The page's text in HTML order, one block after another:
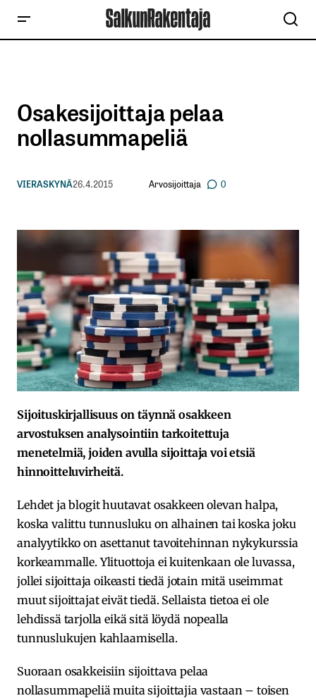
Osakesijoittaja pelaa
nollasummapeliä
VIERASKYNÄ26.4.2015 Arvosijoittaja 0
Sijoituskirjallisuus on täynnä osakkeen
arvostuksen analysointiin tarkoitettuja
menetelmiä, joiden avulla sijoittaja voi etsiä
hinnoitteluvirheitä.
Lehdet ja blogit huutavat osakkeen olevan halpa,
koska valittu tunnusluku on alhainen tai koska joku
analyytikko on asettanut tavoitehinnan nykykurssia
korkeammalle. Ylituottoja ei kuitenkaan ole luvassa,
jollei sijoittaja oikeasti tiedä jotain mitä useimmat
muut sijoittajat eivät tiedä. Sellaista tietoa ei ole
lehdissä tarjolla eikä sitä löydä nopealla
tunnuslukujen kahlaamisella.
Suoraan osakkeisiin sijoittava pelaa
nollasummapeliä muita sijoittajia vastaan – toisen